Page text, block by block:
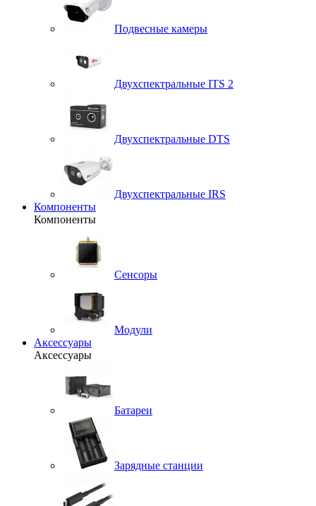
Подвесные камеры
Двухспектральные ITS 2
Двухспектральные DTS
Двухспектральные IRS
Компоненты
Компоненты
Сенсоры
Модули
Аксессуары
Аксессуары
Батареи
Зарядные станции